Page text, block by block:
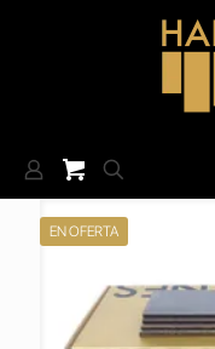
EN OFERTA